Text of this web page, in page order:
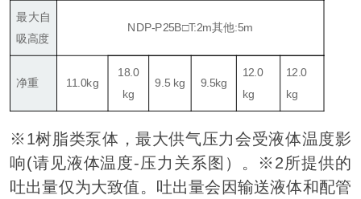
最大自
吸高度
NDP-P25B□T:2m其他:5m
净重 11.0kg
18.0
kg
9.5 kg 9.5kg
12.0
kg
12.0
kg
※1树脂类泵体，最大供气压力会受液体温度影
响(请见液体温度-压力关系图）。
※2所提供的
吐出量仅为大致值。吐出量会因输送液体和配管